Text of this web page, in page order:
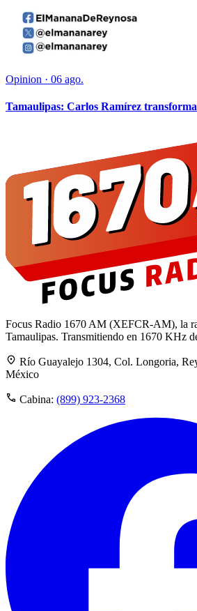
Opinion · 06 ago.
Tamaulipas: Carlos Ramírez
Focus Radio 1670 AM (XEFCR-AM), la
Tamaulipas. Transmitiendo en 1670 KHz
Río Guayalejo 1304, Col. Longoria,
México
Cabina: (899) 923-2368